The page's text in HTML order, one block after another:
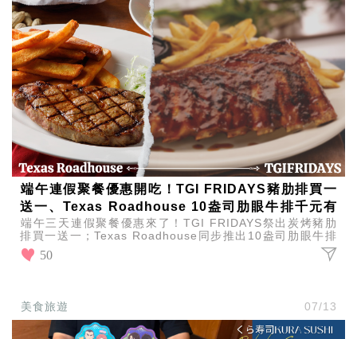
端午連假聚餐優惠開吃！TGI FRIDAYS豬肋排買一
送一、Texas Roadhouse 10盎司肋眼牛排千元有
找
端午三天連假聚餐優惠來了！TGI FRIDAYS祭出炭烤豬肋
排買一送一；Texas Roadhouse同步推出10盎司肋眼牛排
999元，限時開吃別錯過。
50
美食旅遊 07/13